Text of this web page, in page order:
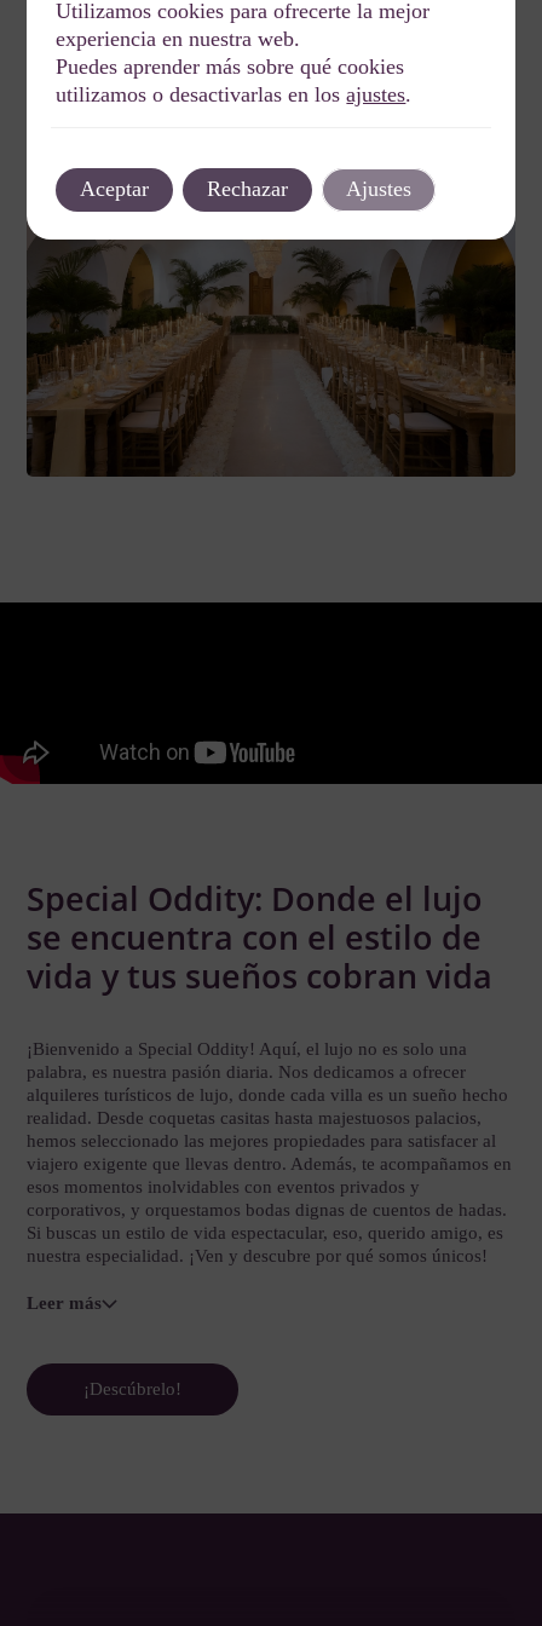
Special Oddity: Donde el lujo
se encuentra con el estilo de
vida y tus sueños cobran vida
¡Bienvenido a Special Oddity! Aquí, el lujo no es solo una
palabra, es nuestra pasión diaria. Nos dedicamos a ofrecer
alquileres turísticos de lujo, donde cada villa es un sueño hecho
realidad. Desde coquetas casitas hasta majestuosos palacios,
hemos seleccionado las mejores propiedades para satisfacer al
viajero exigente que llevas dentro. Además, te acompañamos en
esos momentos inolvidables con eventos privados y
corporativos, y orquestamos bodas dignas de cuentos de hadas.
Si buscas un estilo de vida espectacular, eso, querido amigo, es
nuestra especialidad. ¡Ven y descubre por qué somos únicos!
Leer más
¡Descúbrelo!
Utilizamos cookies para ofrecerte la mejor
experiencia en nuestra web.
Puedes aprender más sobre qué cookies
utilizamos o desactivarlas en losajustes.
Aceptar Rechazar Ajustes